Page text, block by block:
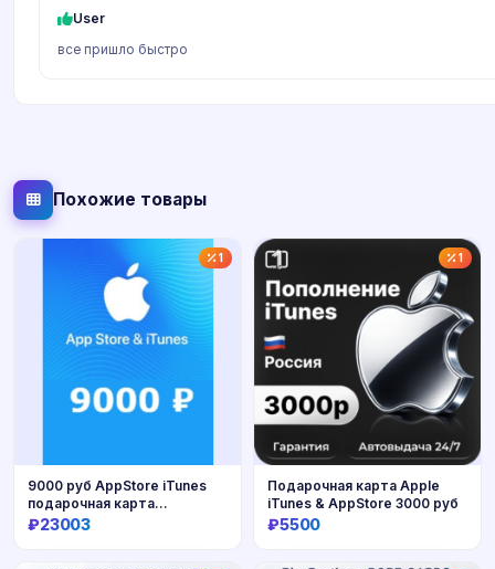
User
все пришло быстро
Похожие товары
1
9000 руб AppStore iTunes
подарочная карта
пополненияRUR
₽23003
1
Подарочная карта Apple
iTunes & AppStore 3000 руб
₽5500